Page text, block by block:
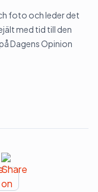
foto och leder det
med tid till den
Dagens Opinion